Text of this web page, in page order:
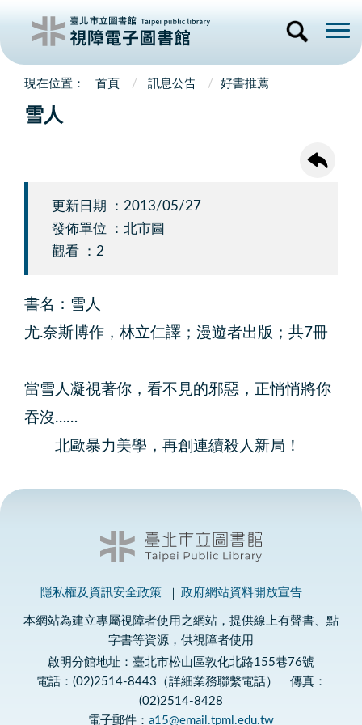
首頁 訊息公告 好書推薦
雪人
更新日期 ：2013/05/27
發佈單位 ：北市圖
觀看 ：2
書名：雪人
尤.奈斯博作，林立仁譯；漫遊者出版；共7冊
當雪人凝視著你，看不見的邪惡，正悄悄將你
吞沒……
北歐暴力美學，再創連續殺人新局！
隱私權及資訊安全政策 政府網站資料開放宣告
本網站為建立專屬視障者使用之網站，提供線上有聲書、點
字書等資源，供視障者使用
啟明分館地址：臺北市松山區敦化北路155巷76號
電話：(02)2514-8443（詳細業務聯繫電話）｜傳真：
(02)2514-8428
電子郵件： a15@email.tpml.edu.tw